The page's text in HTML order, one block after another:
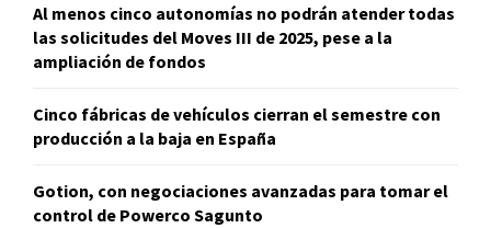
Al menos cinco autonomías no podrán atender todas
las solicitudes del Moves III de 2025, pese a la
ampliación de fondos
Cinco fábricas de vehículos cierran el semestre con
producción a la baja en España
Gotion, con negociaciones avanzadas para tomar el
control de Powerco Sagunto